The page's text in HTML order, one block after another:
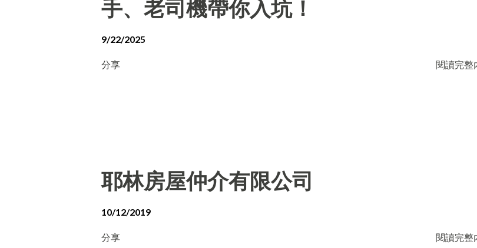
手、老司機帶你入坑！
9/22/2025
分享 閱讀完整
耶林房屋仲介有限公司
10/12/2019
分享 閱讀完整